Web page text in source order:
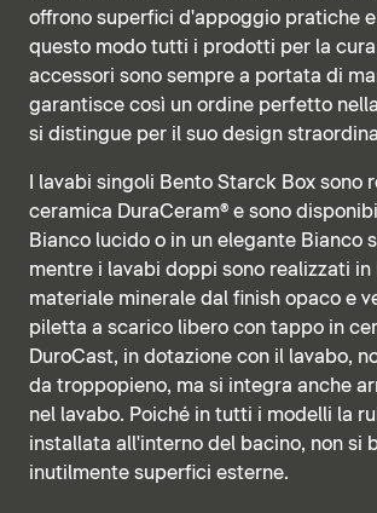
offrono superfici d'appoggio pratiche
questo modo tutti i prodotti per la
accessori sono sempre a portata di
garantisce così un ordine perfetto
si distingue per il suo design
I lavabi singoli Bento Starck Box sono
ceramica DuraCeram® e sono
Bianco lucido o in un elegante Bianco
mentre i lavabi doppi sono realizzati in
materiale minerale dal finish opaco e
piletta a scarico libero con tappo in
DuroCast, in dotazione con il lavabo,
da troppopieno, ma si integra anche
nel lavabo. Poiché in tutti i modelli la
installata all'interno del bacino, non si
inutilmente superfici esterne.